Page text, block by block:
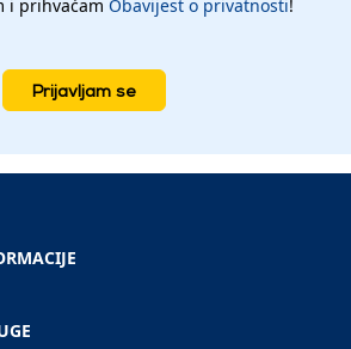
i prihvaćam Obavijest o privatnosti!
Prijavljam se